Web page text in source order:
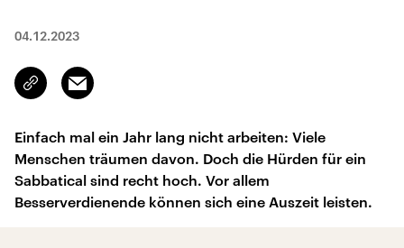
04.12.2023
Link
kopieren/teilen
Email
Einfach mal ein Jahr lang nicht arbeiten: Viele
Menschen träumen davon. Doch die Hürden für ein
Sabbatical sind recht hoch. Vor allem
Besserverdienende können sich eine Auszeit leisten.